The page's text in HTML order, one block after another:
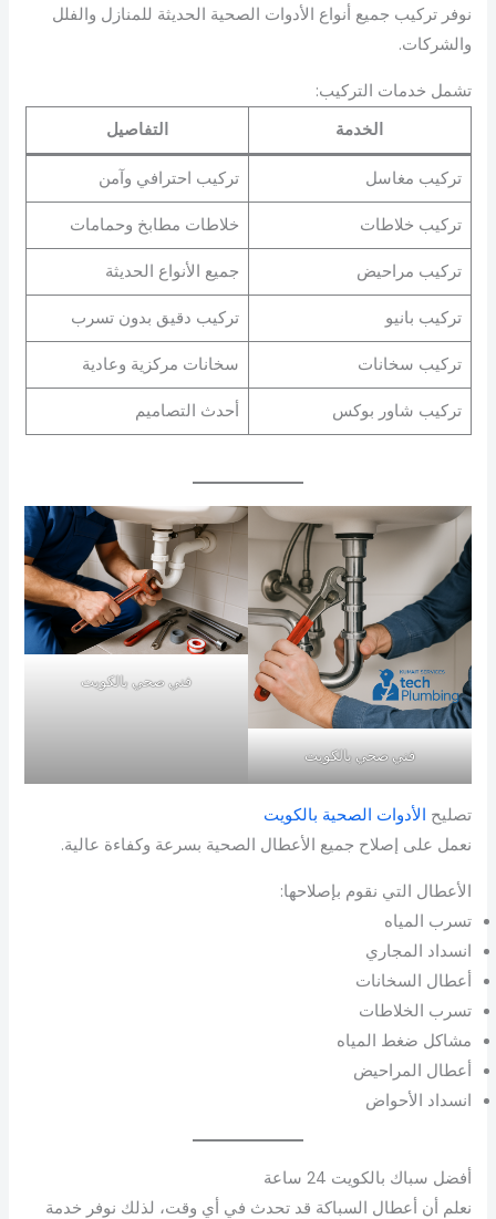
نوفر تركيب جميع أنواع الأدوات الصحية الحديثة للمنازل والفلل
والشركات.
تشمل خدمات التركيب:
الخدمة
التفاصيل
تركيب مغاسل تركيب احترافي وآمن
تركيب خلاطات خلاطات مطابخ وحمامات
تركيب مراحيض جميع الأنواع الحديثة
تركيب بانيو تركيب دقيق بدون تسرب
تركيب سخانات سخانات مركزية وعادية
تركيب شاور بوكس أحدث التصاميم
فني صحي بالكويت
فني صحي بالكويت
تصليح الأدوات الصحية بالكويت
نعمل على إصلاح جميع الأعطال الصحية بسرعة وكفاءة عالية.
الأعطال التي نقوم بإصلاحها:
تسرب المياه
انسداد المجاري
أعطال السخانات
تسرب الخلاطات
مشاكل ضغط المياه
أعطال المراحيض
انسداد الأحواض
أفضل سباك بالكويت 24 ساعة
نعلم أن أعطال السباكة قد تحدث في أي وقت، لذلك نوفر خدمة